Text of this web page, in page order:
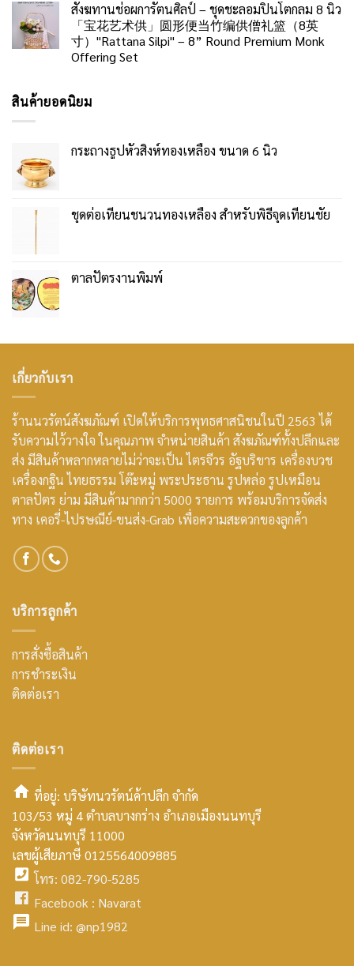
สังฆทานช่อผการัตนศิลป์ – ชุดชะลอมปิ่นโตกลม 8 นิ้ว
「宝花艺术供」圆形便当竹编供僧礼篮（8英
寸）"Rattana Silpi" – 8” Round Premium Monk
Offering Set
สินค้ายอดนิยม
กระถางธูปหัวสิงห์ทองเหลือง ขนาด 6 นิ้ว
ชุดต่อเทียนชนวนทองเหลือง สำหรับพิธีจุดเทียนชัย
ตาลปัตรงานพิมพ์
เกี่ยวกับเรา
ร้านนวรัตน์สังฆภัณฑ์ เปิดให้บริการพุทธศาสนิชนในปี 2563 ได้
รับความไว้วางใจ ในคุณภาพ จำหน่ายสินค้า สังฆภัณฑ์ทั้งปลีกและ
ส่ง มีสินค้าหลากหลายไม่ว่าจะเป็น ไตรจีวร อัฐบริขาร เครื่องบวช
เครื่องกฐิน ไทยธรรม โต๊ะหมู่ พระประธาน รูปหล่อ รูปเหมือน
ตาลปัตร ย่าม มีสินค้ามากกว่า 5000 รายการ พร้อมบริการจัดส่ง
ทาง เคอรี่-ไปรษณีย์-ขนส่ง-Grab เพื่อความสะดวกของลูกค้า
บริการลูกค้า
การสั่งซื้อสินค้า
การชำระเงิน
ติดต่อเรา
ติดต่อเรา
smt2
home
icon
ที่อยู่: บริษัทนวรัตน์ค้าปลีก จำกัด
103/53 หมู่ 4 ตำบลบางกร่าง อำเภอเมืองนนทบุรี
จังหวัดนนทบุรี 11000
เลขผู้เสียภาษี 0125564009885
facebook
icon
โทร: 082-790-5285
facebook
Facebook : Navarat
Line id: @np1982